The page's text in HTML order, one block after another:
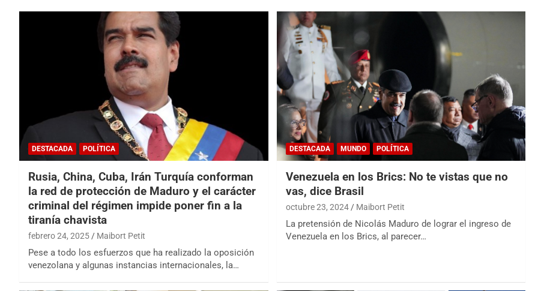
DESTACADA POLÍTICA
Rusia, China, Cuba, Irán Turquía conforman
la red de protección de Maduro y el carácter
criminal del régimen impide poner fin a la
tiranía chavista
febrero 24, 2025 Maibort Petit
Pese a todo los esfuerzos que ha realizado la oposición
venezolana y algunas instancias internacionales, la…
DESTACADA MUNDO POLÍTICA
Venezuela en los Brics: No te vistas que no
vas, dice Brasil
octubre 23, 2024 Maibort Petit
La pretensión de Nicolás Maduro de lograr el ingreso de
Venezuela en los Brics, al parecer…